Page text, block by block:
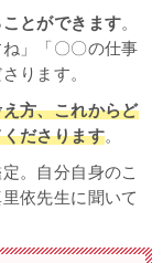
とができます。
」「〇〇の仕事
ります。
方、これからど
ださります。
。自分自身のこ
依先生に聞いて